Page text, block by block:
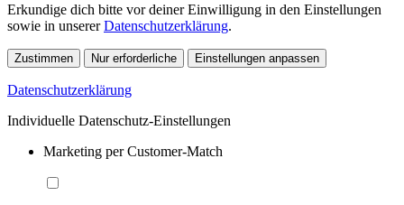
Erkundige dich bitte vor deiner Einwilligung in den Einstellungen
sowie in unsererDatenschutzerklärung.
Zustimmen Nur erforderliche Einstellungen anpassen
Datenschutzerklärung
Individuelle Datenschutz-Einstellungen
Marketing per Customer-Match